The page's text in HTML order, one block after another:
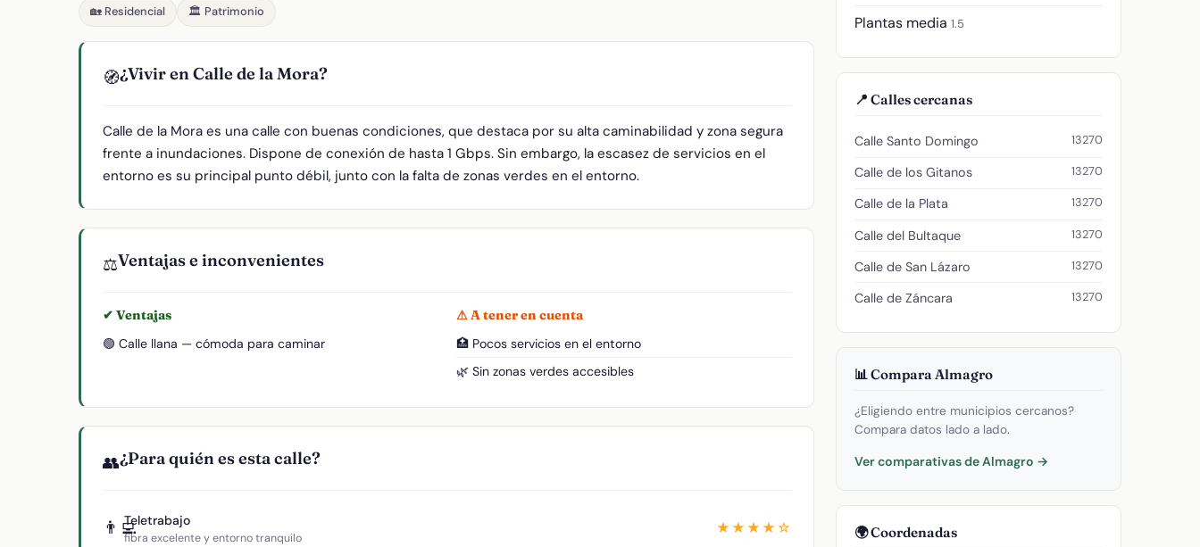
🏡 Residencial 🏛️ Patrimonio
🧭¿Vivir en Calle de la Mora?
Calle de la Mora es una calle con buenas condiciones, que destaca por su alta caminabilidad y zona segura
frente a inundaciones. Dispone de conexión de hasta 1 Gbps. Sin embargo, la escasez de servicios en el
entorno es su principal punto débil, junto con la falta de zonas verdes en el entorno.
⚖️Ventajas e inconvenientes
✔ Ventajas
🟢 Calle llana — cómoda para caminar
⚠ A tener en cuenta
🏥 Pocos servicios en el entorno
🌿 Sin zonas verdes accesibles
👥¿Para quién es esta calle?
👨‍💻Teletrabajo
fibra excelente y entorno tranquilo
★★★★☆
Plantas media 1.5
📍 Calles cercanas
Calle Santo Domingo 13270
Calle de los Gitanos 13270
Calle de la Plata 13270
Calle del Bultaque 13270
Calle de San Lázaro 13270
Calle de Záncara 13270
📊 Compara Almagro
¿Eligiendo entre municipios cercanos?
Compara datos lado a lado.
Ver comparativas de Almagro →
🌍 Coordenadas